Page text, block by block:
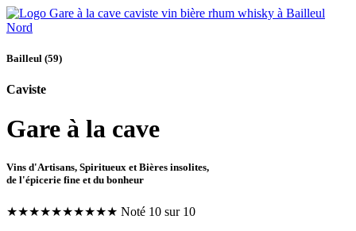
Bailleul (59)
Caviste
Gare à la cave
Vins d'Artisans, Spiritueux et Bières insolites,
de l'épicerie fine et du bonheur
★★★★★★★★★★ Noté 10 sur 10